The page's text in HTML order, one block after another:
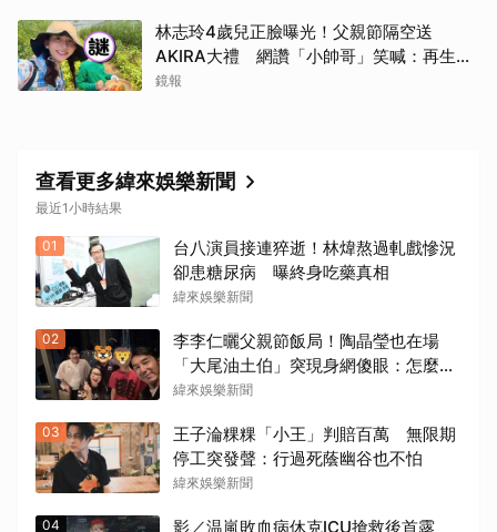
林志玲4歲兒正臉曝光！父親節隔空送
AKIRA大禮 網讚「小帥哥」笑喊：再生一
個
鏡報
查看更多緯來娛樂新聞
最近1小時結果
01
台八演員接連猝逝！林煒熬過軋戲慘況
卻患糖尿病 曝終身吃藥真相
緯來娛樂新聞
02
李李仁曬父親節飯局！陶晶瑩也在場
「大尾油土伯」突現身網傻眼：怎麼搭
上線的？
緯來娛樂新聞
03
王子淪粿粿「小王」判賠百萬 無限期
停工突發聲：行過死蔭幽谷也不怕
緯來娛樂新聞
04 影／温嵐敗血病休克ICU搶救後首露